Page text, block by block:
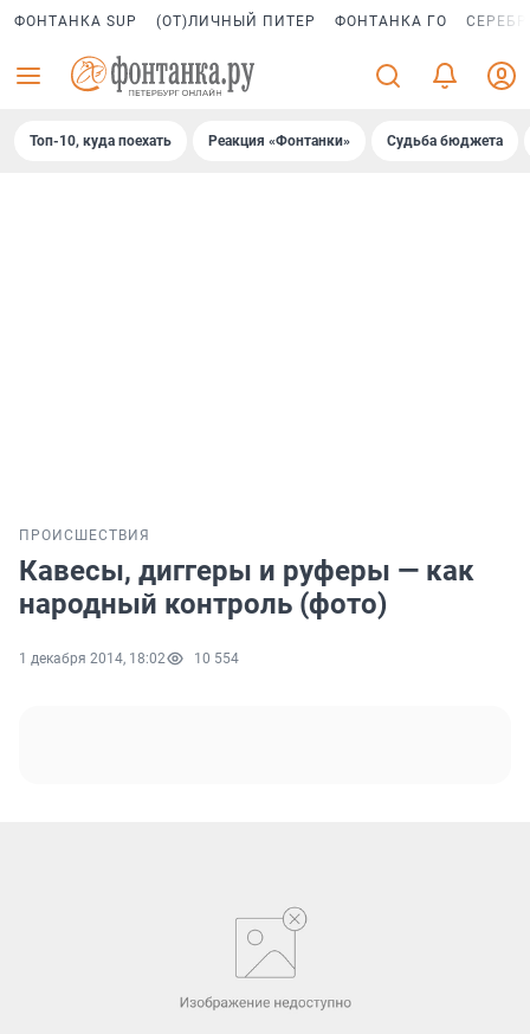
ФОНТАНКА SUP (ОТ)ЛИЧНЫЙ ПИТЕР ФОНТАНКА ГО
Топ-10, куда поехать Реакция «Фонтанки» Судьба бюджета
ПРОИСШЕСТВИЯ
Кавесы, диггеры и руферы — как
народный контроль (фото)
1 декабря 2014, 18:02 10 554